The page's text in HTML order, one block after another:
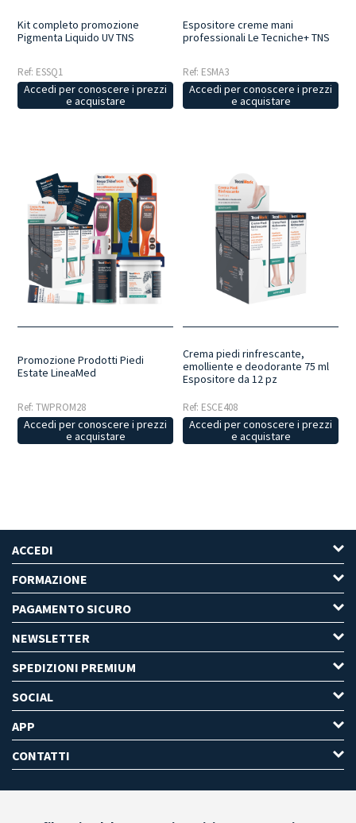
Kit completo promozione
Pigmenta Liquido UV TNS
Ref: ESSQ1
Accedi per conoscere i prezzi
e acquistare
Espositore creme mani
professionali Le Tecniche+ TNS
Ref: ESMA3
Accedi per conoscere i prezzi
e acquistare
Promozione Prodotti Piedi
Estate LineaMed
Ref: TWPROM28
Accedi per conoscere i prezzi
e acquistare
Crema piedi rinfrescante,
emolliente e deodorante 75 ml
Espositore da 12 pz
Ref: ESCE408
Accedi per conoscere i prezzi
e acquistare
ACCEDI
FORMAZIONE
PAGAMENTO SICURO
NEWSLETTER
SPEDIZIONI PREMIUM
SOCIAL
APP
CONTATTI